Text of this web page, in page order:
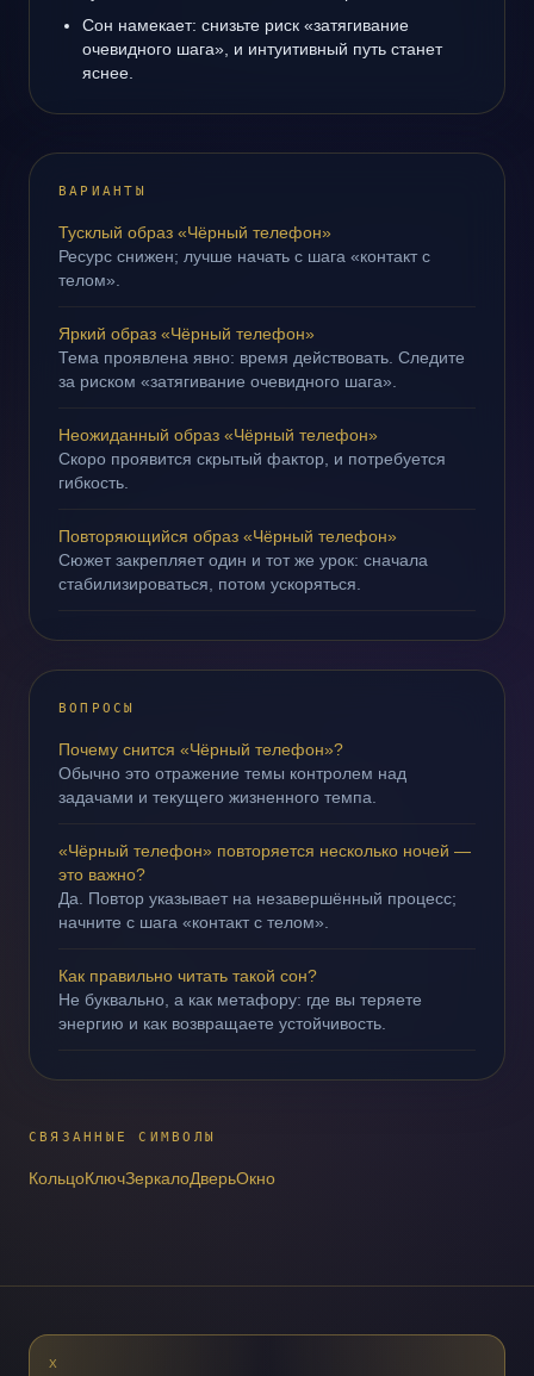
Сон намекает: снизьте риск «затягивание
очевидного шага», и интуитивный путь станет
яснее.
ВАРИАНТЫ
Тусклый образ «Чёрный телефон»
Ресурс снижен; лучше начать с шага «контакт с
телом».
Яркий образ «Чёрный телефон»
Тема проявлена явно: время действовать. Следите
за риском «затягивание очевидного шага».
Неожиданный образ «Чёрный телефон»
Скоро проявится скрытый фактор, и потребуется
гибкость.
Повторяющийся образ «Чёрный телефон»
Сюжет закрепляет один и тот же урок: сначала
стабилизироваться, потом ускоряться.
ВОПРОСЫ
Почему снится «Чёрный телефон»?
Обычно это отражение темы контролем над
задачами и текущего жизненного темпа.
«Чёрный телефон» повторяется несколько ночей —
это важно?
Да. Повтор указывает на незавершённый процесс;
начните с шага «контакт с телом».
Как правильно читать такой сон?
Не буквально, а как метафору: где вы теряете
энергию и как возвращаете устойчивость.
СВЯЗАННЫЕ СИМВОЛЫ
КольцоКлючЗеркалоДверьОкно
X